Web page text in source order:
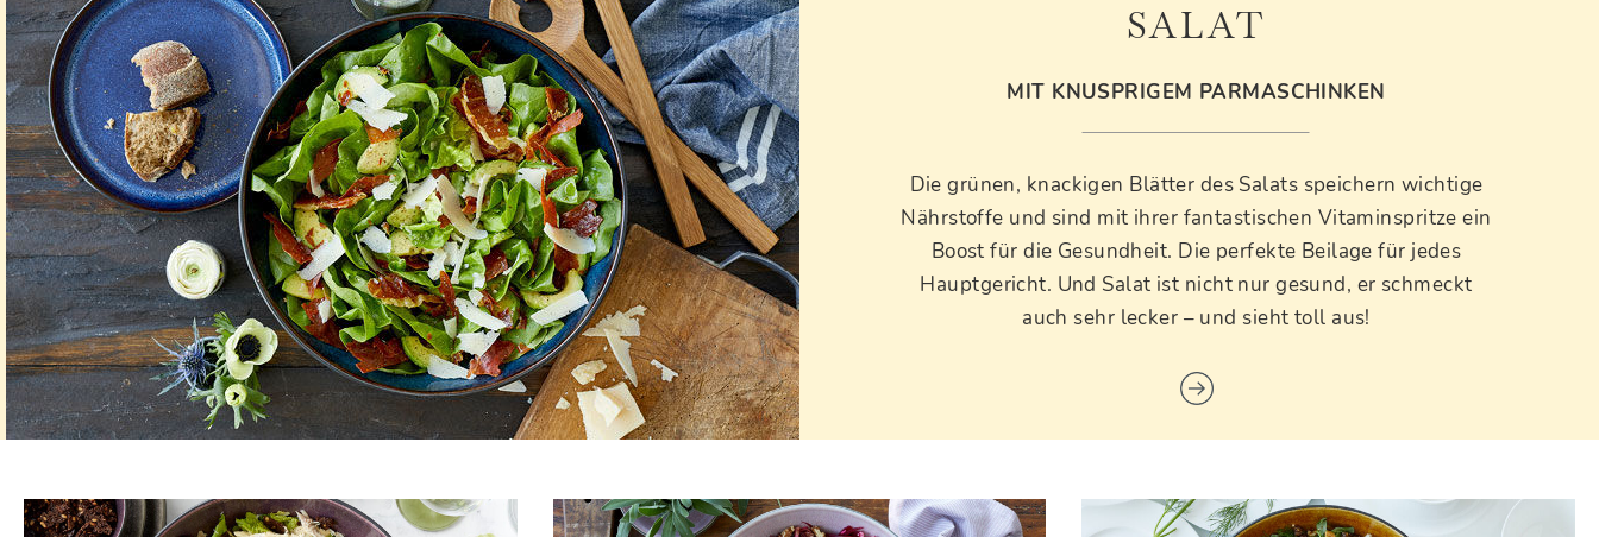
SALAT
MIT KNUSPRIGEM PARMASCHINKEN
Die grünen, knackigen Blätter des Salats speichern wichtige
Nährstoffe und sind mit ihrer fantastischen Vitaminspritze ein
Boost für die Gesundheit. Die perfekte Beilage für jedes
Hauptgericht. Und Salat ist nicht nur gesund, er schmeckt
auch sehr lecker – und sieht toll aus!